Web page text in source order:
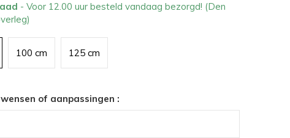
- Voor 12.00 uur besteld vandaag bezorgd! (Den
100 cm 125 cm
of aanpassingen :